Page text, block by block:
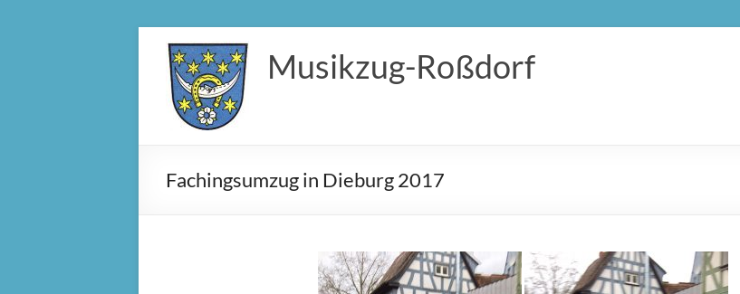
Inhalt
springen
Musikzug-Roßdorf
Fachingsumzug in Dieburg 2017